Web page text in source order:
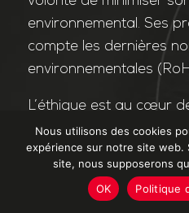
environnemental. Ses
compte les dernières
environnementales
L’éthique est au cœur
l’entreprise et de ses
sont conduites dans le
différentes lois
de la lutte contre la
Nous utilisons des cookies
expérience sur notre site web.
site, nous supposerons
OK
Politique